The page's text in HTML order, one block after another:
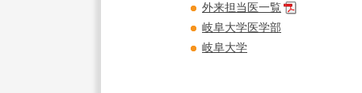
外来担当医一覧
岐阜大学医学部
岐阜大学